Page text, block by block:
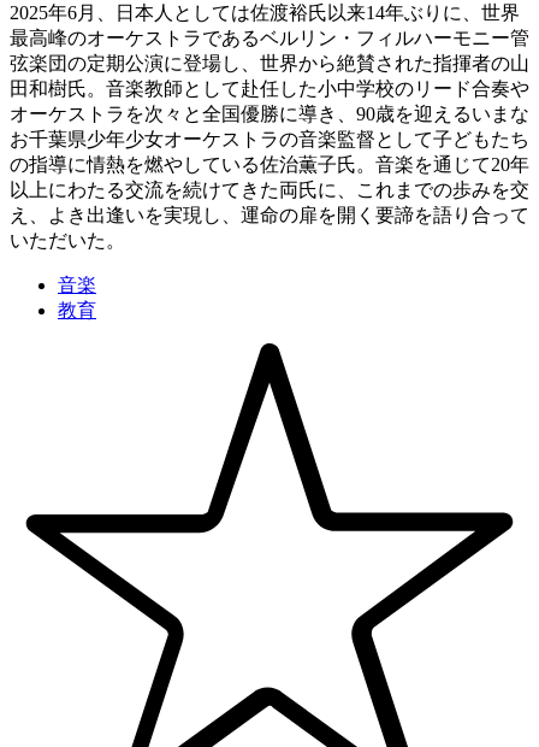
2025年6月、日本人としては佐渡裕氏以来14年ぶりに、世界
最高峰のオーケストラであるベルリン・フィルハーモニー管
弦楽団の定期公演に登場し、世界から絶賛された指揮者の山
田和樹氏。音楽教師として赴任した小中学校のリード合奏や
オーケストラを次々と全国優勝に導き、90歳を迎えるいまな
お千葉県少年少女オーケストラの音楽監督として子どもたち
の指導に情熱を燃やしている佐治薫子氏。音楽を通じて20年
以上にわたる交流を続けてきた両氏に、これまでの歩みを交
え、よき出逢いを実現し、運命の扉を開く要諦を語り合って
いただいた。
音楽
教育